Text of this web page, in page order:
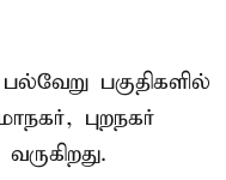
பகுதிகளில்
புறநகர்